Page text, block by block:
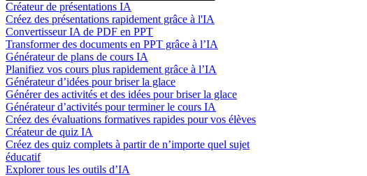
Créateur de présentations IA
Créez des présentations rapidement grâce à l'IA
Convertisseur IA de PDF en PPT
Transformer des documents en PPT grâce à l’IA
Générateur de plans de cours IA
Planifiez vos cours plus rapidement grâce à l’IA
Générateur d’idées pour briser la glace
Générer des activités et des idées pour briser la glace
Générateur d’activités pour terminer le cours IA
Créez des évaluations formatives rapides pour vos élèves
Créateur de quiz IA
Créez des quiz complets à partir de n’importe quel sujet
éducatif
Explorer tous les outils d’IA